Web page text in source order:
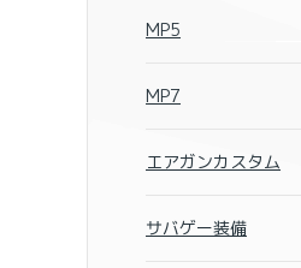
MP5
MP7
エアガンカスタム
サバゲー装備